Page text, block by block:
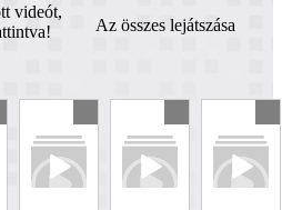
videót,
Az összes lejátszása